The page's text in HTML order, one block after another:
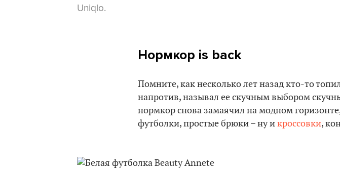
Uniqlo.
Нормкор is back
Помните, как несколько лет назад кто-то
напротив, называл ее скучным выбором
нормкор снова замаячил на модном
футболки, простые брюки – ну икроссовки,